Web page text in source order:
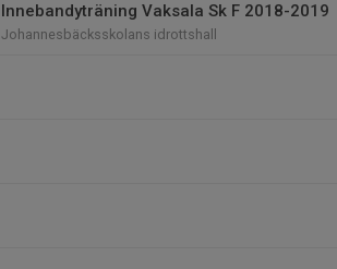
Innebandyträning Vaksala Sk F 2018-2019
Johannesbäcksskolans idrottshall